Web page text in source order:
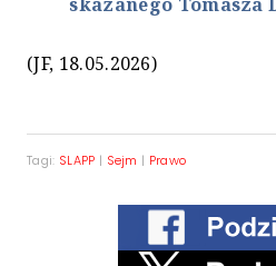
(JF, 18.05.2026)
Tagi: SLAPP | Sejm | Prawo